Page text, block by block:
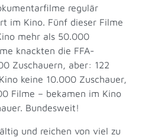
regulär
im Kino. Fünf dieser Filme
mehr als 50.000
knackten die FFA-
Zuschauern, aber: 122
keine 10.000 Zuschauer,
Filme – bekamen im Kino
Bundesweit!
und reichen von viel zu